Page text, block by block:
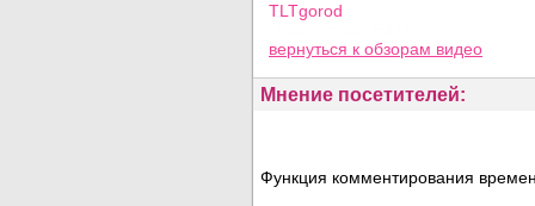
TLTgorod
вернуться к обзорам видео
Мнение посетителей:
Функция комментирования